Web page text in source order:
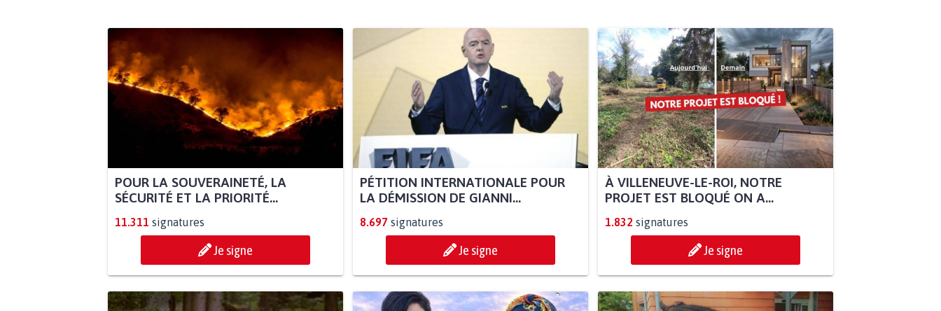
POUR LA SOUVERAINETÉ, LA
SÉCURITÉ ET LA PRIORITÉ...
11.311 signatures
Je signe
PÉTITION INTERNATIONALE POUR
LA DÉMISSION DE GIANNI...
8.697 signatures
Je signe
À VILLENEUVE-LE-ROI, NOTRE
PROJET EST BLOQUÉ ON A...
1.832 signatures
Je signe